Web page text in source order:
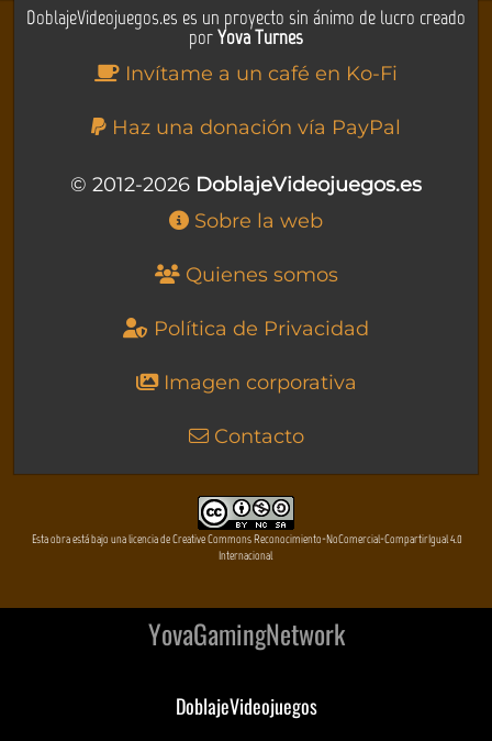
DoblajeVideojuegos.es es un proyecto sin ánimo de lucro creado
porYova Turnes
Invítame a un café en Ko-Fi
Haz una donación vía PayPal
© 2012-2026 DoblajeVideojuegos.es
Sobre la web
Quienes somos
Política de Privacidad
Imagen corporativa
Contacto
Esta obra está bajo una licencia de Creative Commons Reconocimiento-NoComercial-CompartirIgual 4.0
Internacional
YovaGamingNetwork
DoblajeVideojuegos